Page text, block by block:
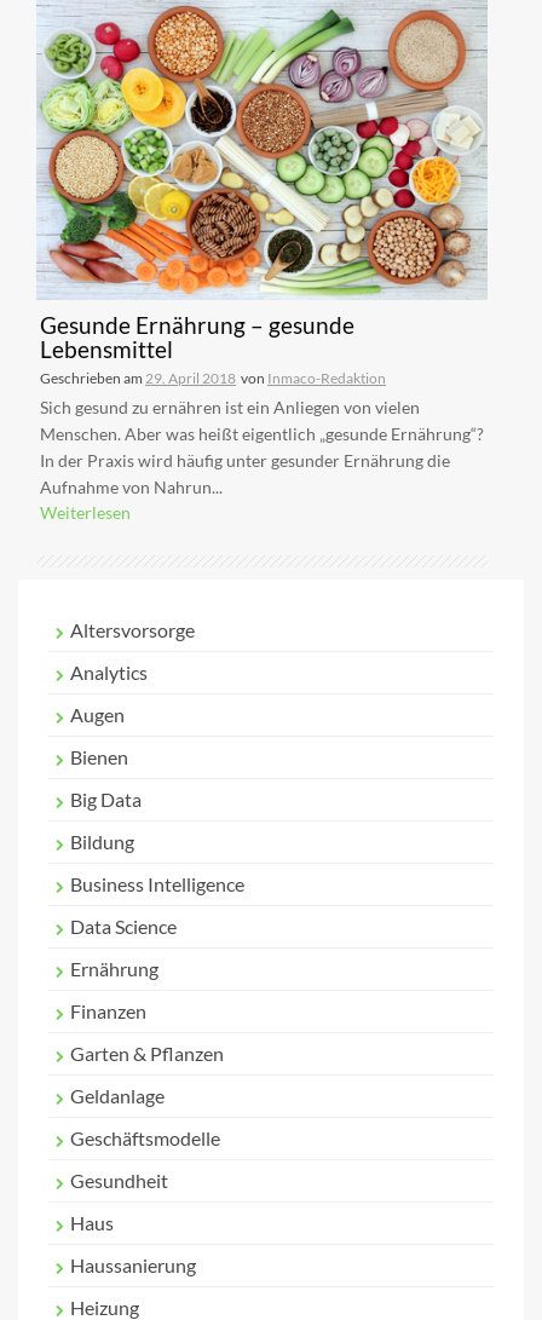
Gesunde Ernährung – gesunde
Lebensmittel
Geschrieben am 29. April 2018 von Inmaco-Redaktion
Sich gesund zu ernähren ist ein Anliegen von vielen
Menschen. Aber was heißt eigentlich „gesunde Ernährung“?
In der Praxis wird häufig unter gesunder Ernährung die
Aufnahme von Nahrun...
Weiterlesen
Altersvorsorge
Analytics
Augen
Bienen
Big Data
Bildung
Business Intelligence
Data Science
Ernährung
Finanzen
Garten & Pflanzen
Geldanlage
Geschäftsmodelle
Gesundheit
Haus
Haussanierung
Heizung